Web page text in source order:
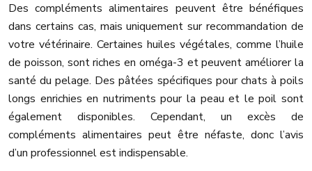
Des compléments alimentaires peuvent être bénéfiques
dans certains cas, mais uniquement sur recommandation de
votre vétérinaire. Certaines huiles végétales, comme l’huile
de poisson, sont riches en oméga-3 et peuvent améliorer la
santé du pelage. Des pâtées spécifiques pour chats à poils
longs enrichies en nutriments pour la peau et le poil sont
également disponibles. Cependant, un excès de
compléments alimentaires peut être néfaste, donc l’avis
d’un professionnel est indispensable.